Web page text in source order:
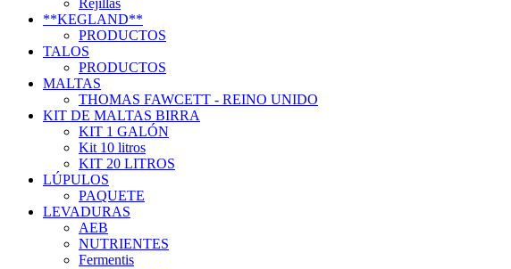
Rejillas
**KEGLAND**
PRODUCTOS
TALOS
PRODUCTOS
MALTAS
THOMAS FAWCETT - REINO UNIDO
KIT DE MALTAS BIRRA
KIT 1 GALÓN
Kit 10 litros
KIT 20 LITROS
LÚPULOS
PAQUETE
LEVADURAS
AEB
NUTRIENTES
Fermentis